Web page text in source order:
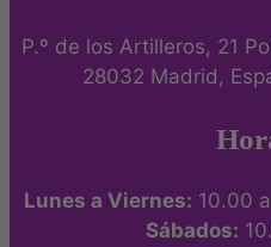
P.º de los Artilleros, 21
28032 Madrid,
Lunes a Viernes: 10.00
Sábados: